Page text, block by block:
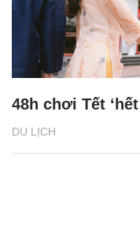
DU LỊCH
48h chơi Tết